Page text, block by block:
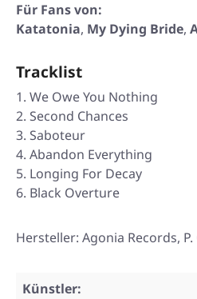
Für Fans von:
Katatonia, My Dying Bride,
Tracklist
We Owe You Nothing
Second Chances
Saboteur
Abandon Everything
Longing For Decay
Black Overture
Hersteller: Agonia Records,
Künstler: